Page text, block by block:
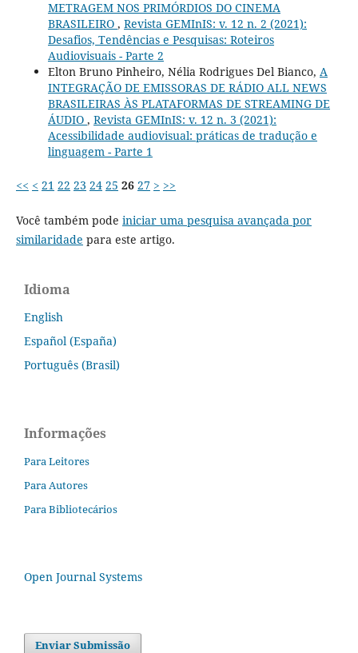
METRAGEM NOS PRIMÓRDIOS DO CINEMA
BRASILEIRO , Revista GEMInIS: v. 12 n. 2 (2021):
Desafios, Tendências e Pesquisas: Roteiros
Audiovisuais - Parte 2
Elton Bruno Pinheiro, Nélia Rodrigues Del Bianco, A
INTEGRAÇÃO DE EMISSORAS DE RÁDIO ALL NEWS
BRASILEIRAS ÀS PLATAFORMAS DE STREAMING DE
ÁUDIO , Revista GEMInIS: v. 12 n. 3 (2021):
Acessibilidade audiovisual: práticas de tradução e
linguagem - Parte 1
<< < 21 22 23 24 25 26 27 > >>
Você também pode iniciar uma pesquisa avançada por
similaridade para este artigo.
Idioma
English
Español (España)
Português (Brasil)
Informações
Para Leitores
Para Autores
Para Bibliotecários
Open Journal Systems
Enviar Submissão